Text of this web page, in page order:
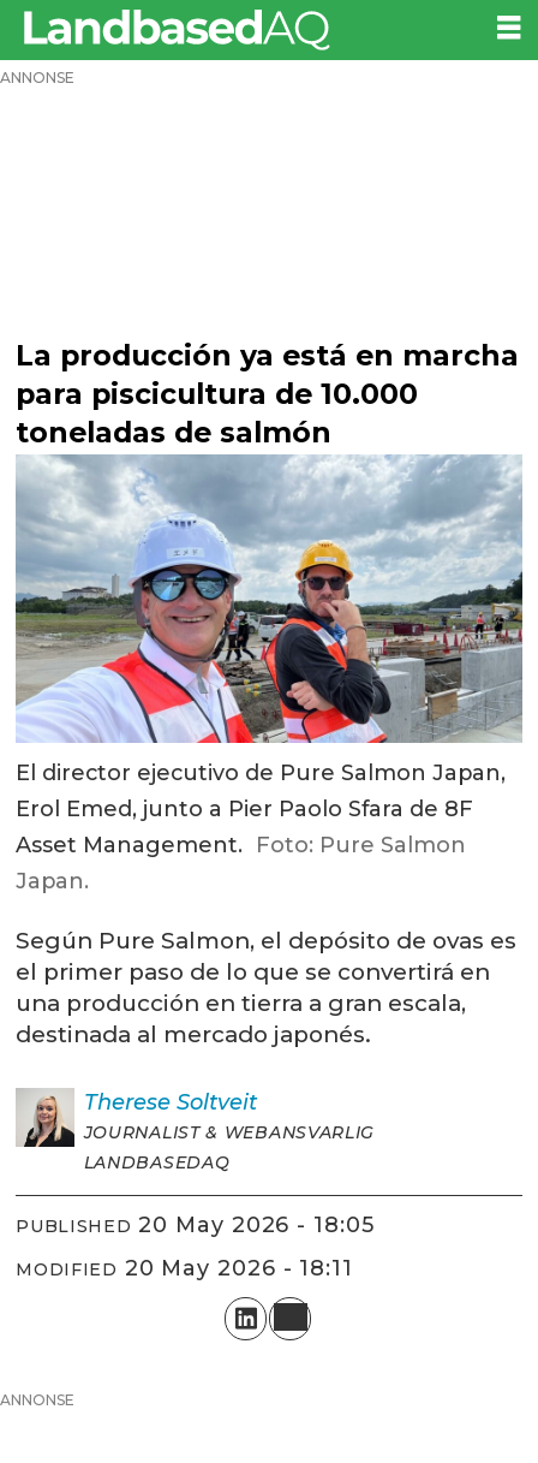
ANNONSE
La producción ya está en marcha
para piscicultura de 10.000
toneladas de salmón
El director ejecutivo de Pure Salmon Japan,
Erol Emed, junto a Pier Paolo Sfara de 8F
Asset Management. Foto: Pure Salmon
Japan.
Según Pure Salmon, el depósito de ovas es
el primer paso de lo que se convertirá en
una producción en tierra a gran escala,
destinada al mercado japonés.
Therese Soltveit
JOURNALIST & WEBANSVARLIG
LANDBASEDAQ
PUBLISHED 20 May 2026 - 18:05
MODIFIED 20 May 2026 - 18:11
ANNONSE